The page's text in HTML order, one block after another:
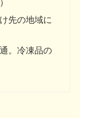
先の地域に
。冷凍品の